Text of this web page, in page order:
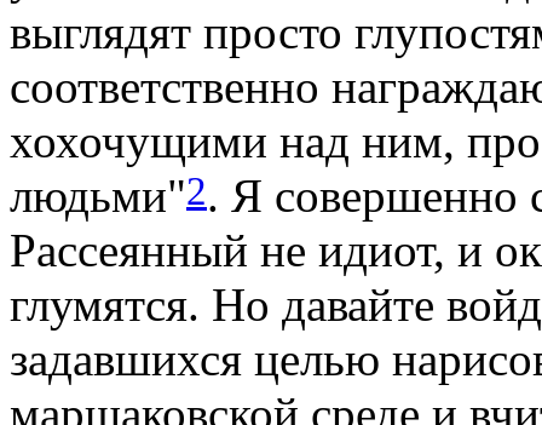
выглядят просто
соответственно
хохочущими над ним,
людьми"2. Я совершенно
Рассеянный не идиот, и
глумятся. Но давайте
задавшихся целью
маршаковской среде и